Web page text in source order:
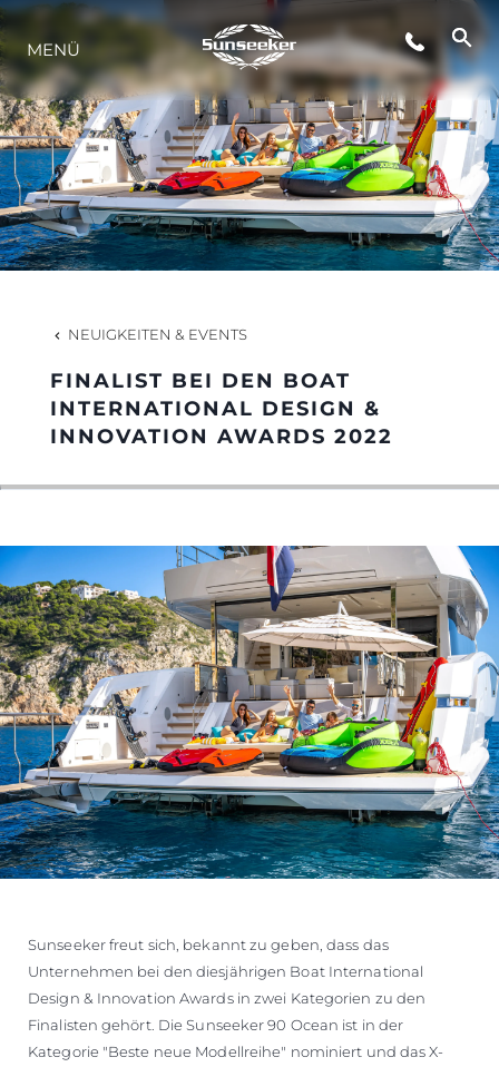
LIFESTYLE
INNOVATION
DIE FIRMA
DAS TEAM
GESCHICHTE
BEWERTEN SIE IHR BOOT
MENÜ
NEUIGKEITEN & EVENTS
FINALIST BEI DEN BOAT
INTERNATIONAL DESIGN &
INNOVATION AWARDS 2022
Sunseeker freut sich, bekannt zu geben, dass das
Unternehmen bei den diesjährigen Boat International
Design & Innovation Awards in zwei Kategorien zu den
Finalisten gehört. Die Sunseeker 90 Ocean ist in der
Kategorie "Beste neue Modellreihe" nominiert und das X-